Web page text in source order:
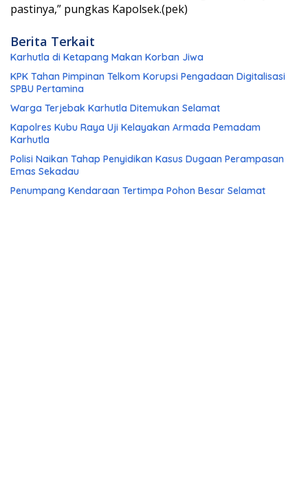
pastinya,” pungkas Kapolsek.(pek)
Berita Terkait
Karhutla di Ketapang Makan Korban Jiwa
KPK Tahan Pimpinan Telkom Korupsi Pengadaan Digitalisasi
SPBU Pertamina
Warga Terjebak Karhutla Ditemukan Selamat
Kapolres Kubu Raya Uji Kelayakan Armada Pemadam
Karhutla
Polisi Naikan Tahap Penyidikan Kasus Dugaan Perampasan
Emas Sekadau
Penumpang Kendaraan Tertimpa Pohon Besar Selamat